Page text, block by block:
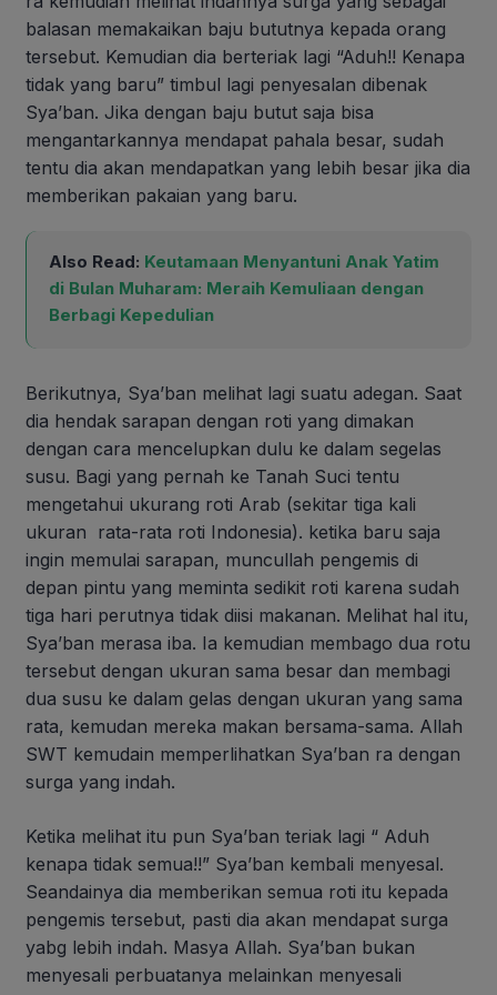
balasan memakaikan baju bututnya kepada orang
tersebut. Kemudian dia berteriak lagi “Aduh!! Kenapa
tidak yang baru” timbul lagi penyesalan dibenak
Sya’ban. Jika dengan baju butut saja bisa
mengantarkannya mendapat pahala besar, sudah
tentu dia akan mendapatkan yang lebih besar jika dia
memberikan pakaian yang baru.
Also Read: Keutamaan Menyantuni Anak Yatim
di Bulan Muharam: Meraih Kemuliaan dengan
Berbagi Kepedulian
Berikutnya, Sya’ban melihat lagi suatu adegan. Saat
dia hendak sarapan dengan roti yang dimakan
dengan cara mencelupkan dulu ke dalam segelas
susu. Bagi yang pernah ke Tanah Suci tentu
mengetahui ukurang roti Arab (sekitar tiga kali
ukuran rata-rata roti Indonesia). ketika baru saja
ingin memulai sarapan, muncullah pengemis di
depan pintu yang meminta sedikit roti karena sudah
tiga hari perutnya tidak diisi makanan. Melihat hal itu,
Sya’ban merasa iba. Ia kemudian membago dua rotu
tersebut dengan ukuran sama besar dan membagi
dua susu ke dalam gelas dengan ukuran yang sama
rata, kemudan mereka makan bersama-sama. Allah
SWT kemudain memperlihatkan Sya’ban ra dengan
surga yang indah.
Ketika melihat itu pun Sya’ban teriak lagi “ Aduh
kenapa tidak semua!!” Sya’ban kembali menyesal.
Seandainya dia memberikan semua roti itu kepada
pengemis tersebut, pasti dia akan mendapat surga
yabg lebih indah. Masya Allah. Sya’ban bukan
menyesali perbuatanya melainkan menyesali